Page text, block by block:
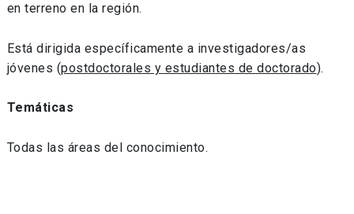
en terreno en la región.
Está dirigida específicamente a investigadores/as
jóvenes (postdoctorales y estudiantes de doctorado).
Temáticas
Todas las áreas del conocimiento.